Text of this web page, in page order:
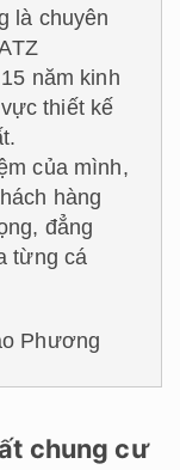
là chuyên
năm kinh
thiết kế
của mình,
hàng
đẳng
từng cá
Phương
chung cư